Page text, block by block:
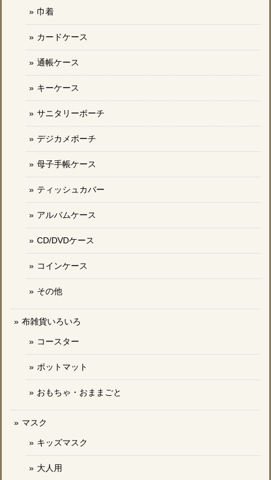
巾着
カードケース
通帳ケース
キーケース
サニタリーポーチ
デジカメポーチ
母子手帳ケース
ティッシュカバー
アルバムケース
CD/DVDケース
コインケース
その他
布雑貨いろいろ
コースター
ポットマット
おもちゃ・おままごと
マスク
キッズマスク
大人用